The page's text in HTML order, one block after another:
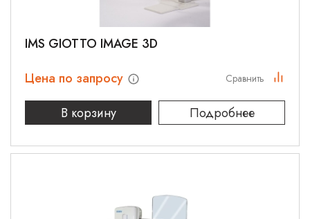
IMS GIOTTO IMAGE 3D
Цена по запросу
В корзину
Подробнее
Сравнить